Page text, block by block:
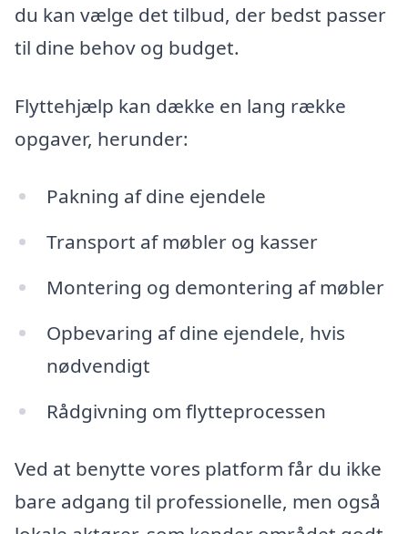
du kan vælge det tilbud, der bedst passer
til dine behov og budget.
Flyttehjælp kan dække en lang række
opgaver, herunder:
Pakning af dine ejendele
Transport af møbler og kasser
Montering og demontering af møbler
Opbevaring af dine ejendele, hvis
nødvendigt
Rådgivning om flytteprocessen
Ved at benytte vores platform får du ikke
bare adgang til professionelle, men også